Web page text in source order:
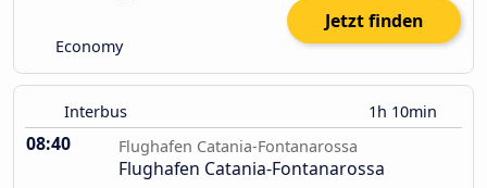
Economy
Jetzt finden
Interbus 1h 10min
08:40 Flughafen Catania-Fontanarossa
Flughafen Catania-Fontanarossa